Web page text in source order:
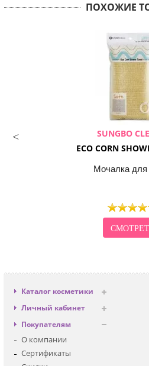
ПОХОЖИЕ
SUNGBO
ECO CORN
Мочалка
Каталог косметики
Антивозрастная
Декоративная
Для глаз
Личный кабинет
Вход
Регистрация
Покупателям
О компании
Сертификаты